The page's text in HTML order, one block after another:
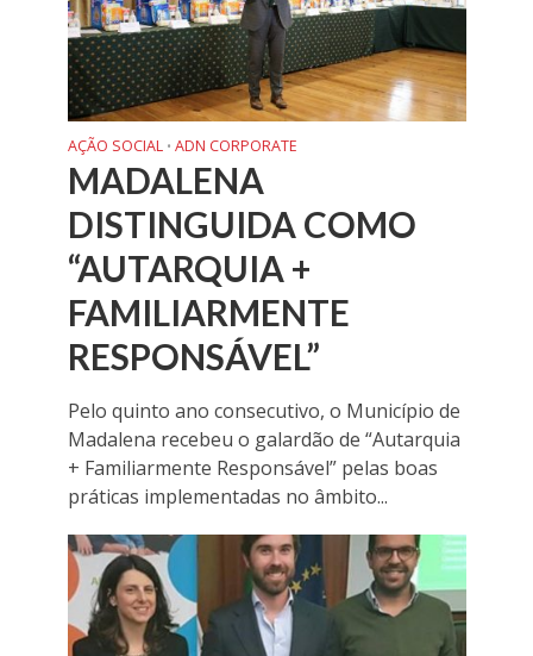
AÇÃO SOCIAL • ADN CORPORATE
MADALENA
DISTINGUIDA COMO
“AUTARQUIA +
FAMILIARMENTE
RESPONSÁVEL”
Pelo quinto ano consecutivo, o Município de
Madalena recebeu o galardão de “Autarquia
+ Familiarmente Responsável” pelas boas
práticas implementadas no âmbito...